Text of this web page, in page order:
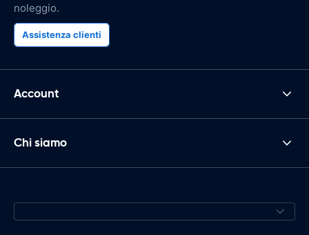
noleggio.
Assistenza clienti
Account
Chi siamo